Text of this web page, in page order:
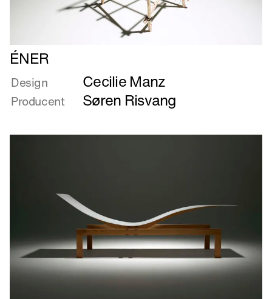
Læs
mere
om
ÉNER
ÉNER
Design Cecilie Manz
Producent Søren Risvang